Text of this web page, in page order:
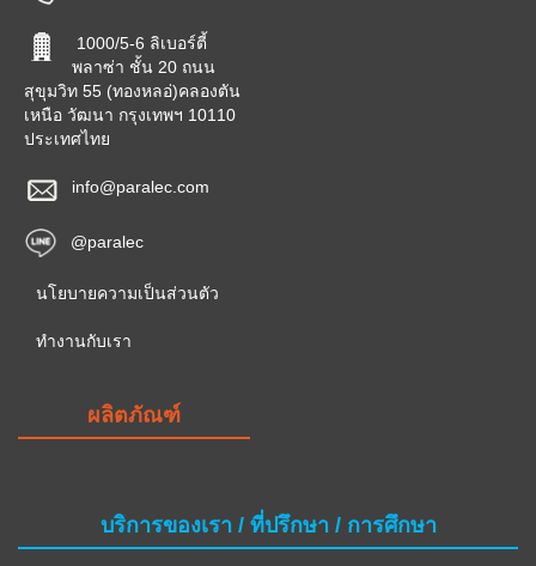
1000/5-6 ลิเบอร์ตี้
พลาซ่า ชั้น 20 ถนน
สุขุมวิท 55 (ทองหลอ่)คลองตัน
เหนือ วัฒนา กรุงเทพฯ 10110
ประเทศไทย
info@paralec.com
@paralec
นโยบายความเป็นส่วนตัว
ทำงานกับเรา
ผลิตภัณฑ์
บริการของเรา / ที่ปรึกษา / การศึกษา